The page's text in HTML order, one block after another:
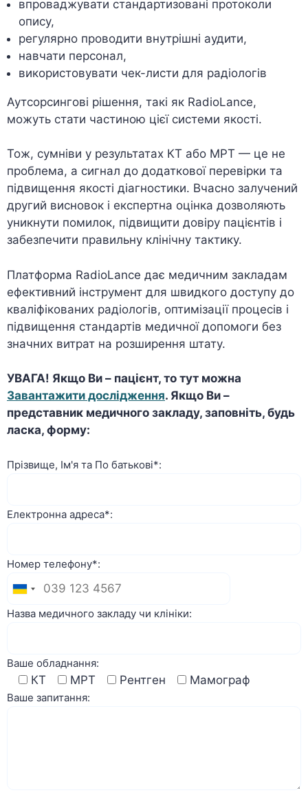
впроваджувати стандартизовані протоколи
опису,
регулярно проводити внутрішні аудити,
навчати персонал,
використовувати чек-листи для радіологів
Аутсорсингові рішення, такі як RadioLance,
можуть стати частиною цієї системи якості.
Тож, сумніви у результатах КТ або МРТ — це не
проблема, а сигнал до додаткової перевірки та
підвищення якості діагностики. Вчасно залучений
другий висновок і експертна оцінка дозволяють
уникнути помилок, підвищити довіру пацієнтів і
забезпечити правильну клінічну тактику.
Платформа RadioLance дає медичним закладам
ефективний інструмент для швидкого доступу до
кваліфікованих радіологів, оптимізації процесів і
підвищення стандартів медичної допомоги без
значних витрат на розширення штату.
УВАГА! Якщо Ви – пацієнт, то тут можна
Завантажити дослідження. Якщо Ви –
представник медичного закладу, заповніть, будь
ласка, форму:
Прізвище, Ім'я та По батькові*:
Електронна адреса*:
Номер телефону*:
Назва медичного закладу чи клініки:
Ваше обладнання:
КТ МРТ Рентген Мамограф
Ваше запитання: